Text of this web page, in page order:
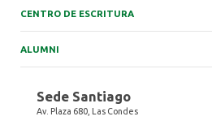
CENTRO DE ESCRITURA
ALUMNI
Sede Santiago
Av. Plaza 680, Las Condes